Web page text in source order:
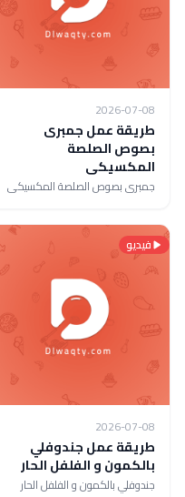
2026-07-08
طريقة عمل جمبرى
بصوص الصلصة
المكسيكى
جمبرى بصوص الصلصة المكسيكى
فيديو
2026-07-08
طريقة عمل جندوفلي
بالكمون و الفلفل الحار
جندوفلي بالكمون و الفلفل الحار